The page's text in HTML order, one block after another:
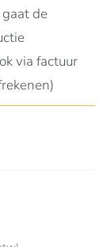
de
via factuur